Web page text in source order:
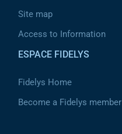
Site map
Access to Information
ESPACE FIDELYS
Fidelys Home
Become a Fidelys member